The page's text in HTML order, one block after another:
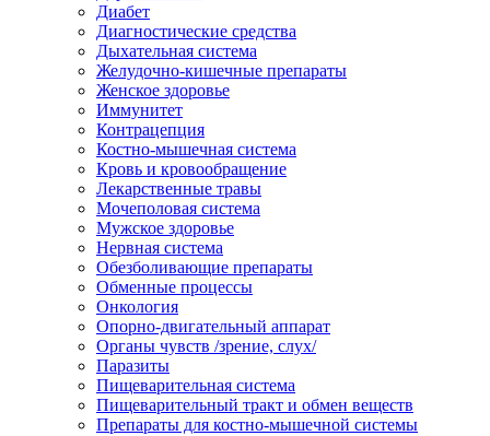
Диабет
Диагностические средства
Дыхательная система
Желудочно-кишечные препараты
Женское здоровье
Иммунитет
Контрацепция
Костно-мышечная система
Кровь и кровообращение
Лекарственные травы
Мочеполовая система
Мужское здоровье
Нервная система
Обезболивающие препараты
Обменные процессы
Онкология
Опорно-двигательный аппарат
Органы чувств /зрение, слух/
Паразиты
Пищеварительная система
Пищеварительный тракт и обмен веществ
Препараты для костно-мышечной системы